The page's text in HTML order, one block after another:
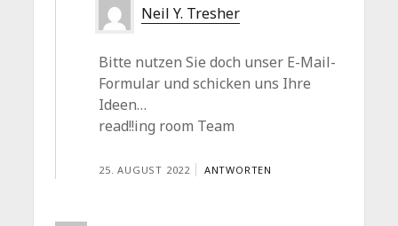
Neil Y. Tresher
Bitte nutzen Sie doch unser E-Mail-
Formular und schicken uns Ihre
Ideen…
read!!ing room Team
25. AUGUST 2022 ANTWORTEN